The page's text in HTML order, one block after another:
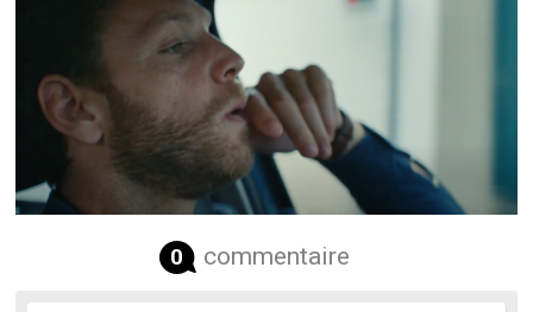
0 commentaire